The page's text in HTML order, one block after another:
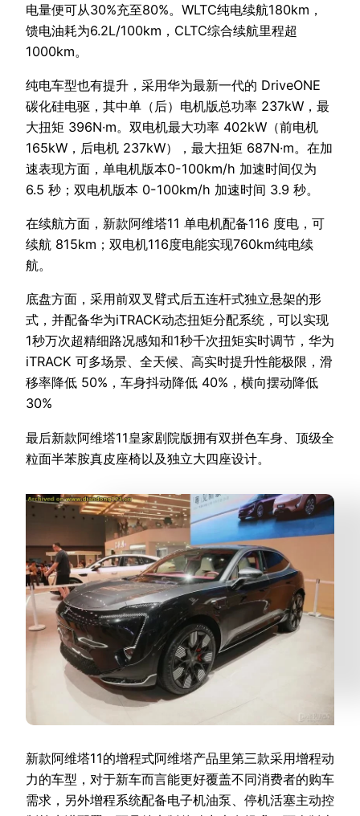
电量便可从30%充至80%。WLTC纯电续航180km，
馈电油耗为6.2L/100km，CLTC综合续航里程超
1000km。
纯电车型也有提升，采用华为最新一代的 DriveONE
碳化硅电驱，其中单（后）电机版总功率 237kW，最
大扭矩 396N·m。双电机最大功率 402kW（前电机
165kW，后电机 237kW），最大扭矩 687N·m。在加
速表现方面，单电机版本0-100km/h 加速时间仅为
6.5 秒；双电机版本 0-100km/h 加速时间 3.9 秒。
在续航方面，新款阿维塔11 单电机配备116 度电，可
续航 815km；双电机116度电能实现760km纯电续
航。
底盘方面，采用前双叉臂式后五连杆式独立悬架的形
式，并配备华为iTRACK动态扭矩分配系统，可以实现
1秒万次超精细路况感知和1秒千次扭矩实时调节，华为
iTRACK 可多场景、全天候、高实时提升性能极限，滑
移率降低 50%，车身抖动降低 40%，横向摆动降低
30%
最后新款阿维塔11皇家剧院版拥有双拼色车身、顶级全
粒面半苯胺真皮座椅以及独立大四座设计。
新款阿维塔11的增程式阿维塔产品里第三款采用增程动
力的车型，对于新车而言能更好覆盖不同消费者的购车
需求，另外增程系统配备电子机油泵、停机活塞主动控